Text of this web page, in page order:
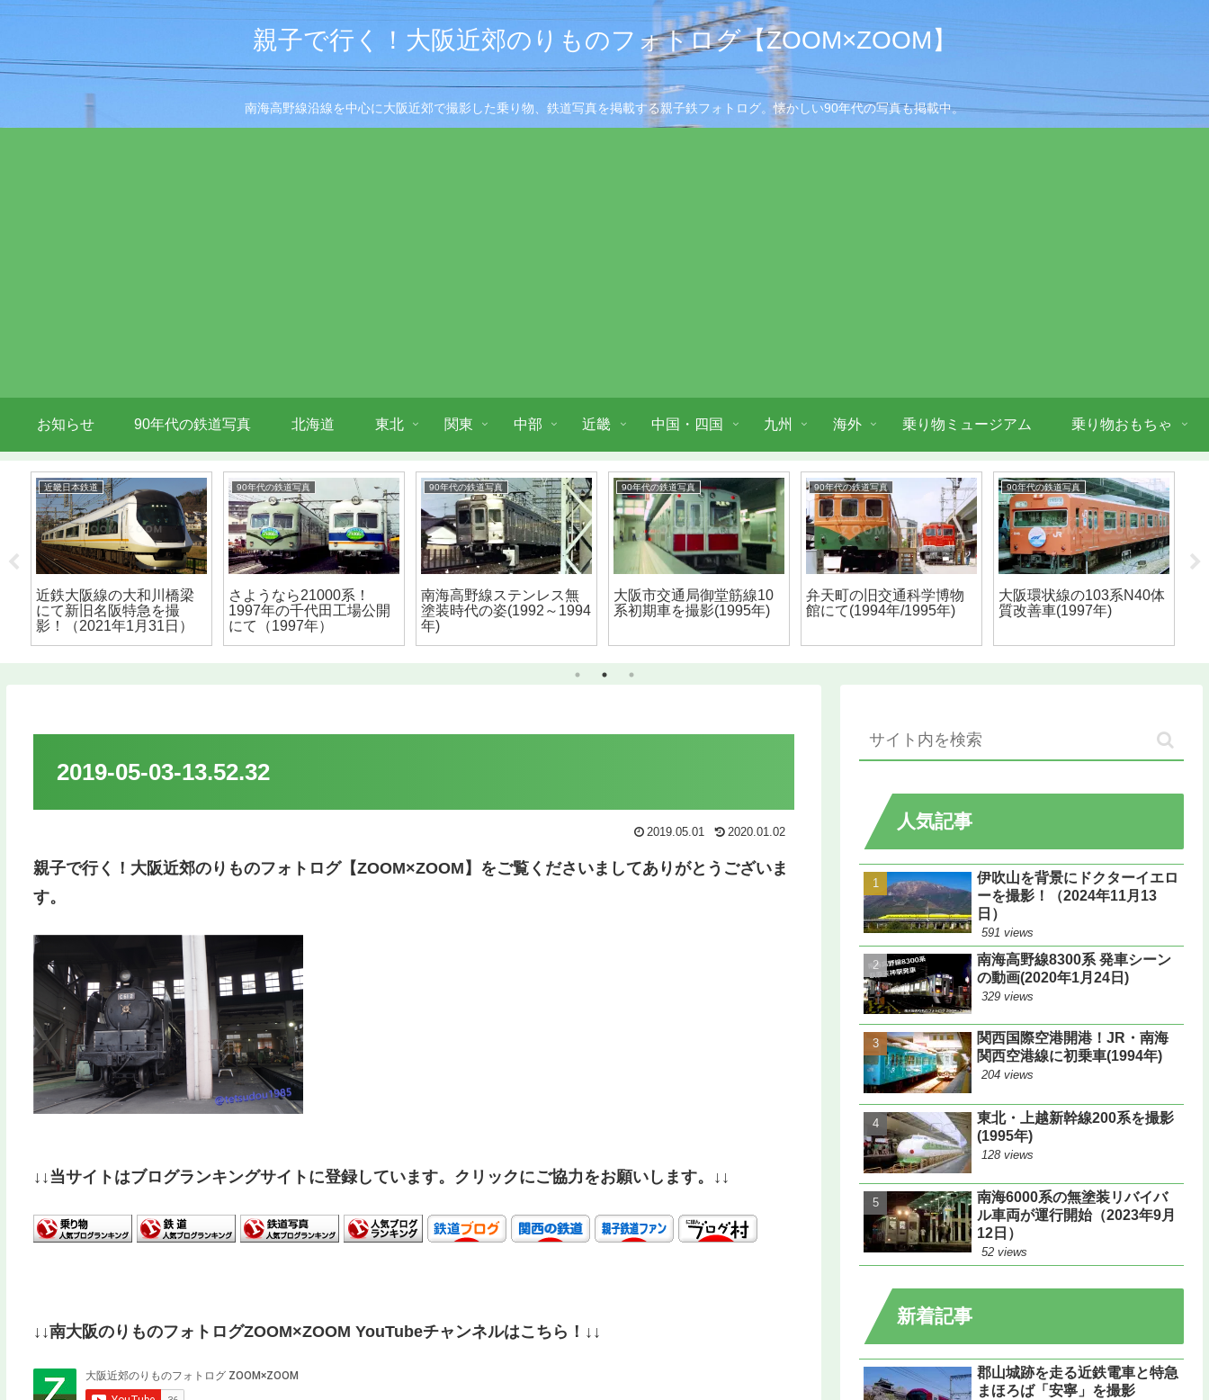
親子で行く！大阪近郊のりものフォトログ【ZOOM×ZOOM】
南海高野線沿線を中心に大阪近郊で撮影した乗り物、鉄道写真を掲載する親子鉄フォトログ。懐かしい90年代の写真も掲載中。
お知らせ 90年代の鉄道写真 北海道 東北 関東 中部 近畿 中国・四国 九州 海外 乗り物ミュージアム 乗り物おもちゃ
近畿日本鉄道
近鉄大阪線の大和川橋梁
にて新旧名阪特急を撮
影！（2021年1月31日）
90年代の鉄道写真
さようなら21000系！
1997年の千代田工場公開
にて（1997年）
90年代の鉄道写真
南海高野線ステンレス無
塗装時代の姿(1992～1994
年)
90年代の鉄道写真
大阪市交通局御堂筋線10
系初期車を撮影(1995年)
90年代の鉄道写真
弁天町の旧交通科学博物
館にて(1994年/1995年)
90年代の鉄道写真
大阪環状線の103系N40体
質改善車(1997年)
2019-05-03-13.52.32
2019.05.01 2020.01.02
親子で行く！大阪近郊のりものフォトログ【ZOOM×ZOOM】をご覧くださいましてありがとうございま
す。
↓↓当サイトはブログランキングサイトに登録しています。クリックにご協力をお願いします。↓↓
↓↓南大阪のりものフォトログZOOM×ZOOM YouTubeチャンネルはこちら！↓↓
人気記事
伊吹山を背景にドクターイエロ
ーを撮影！（2024年11月13
日）
591 views
南海高野線8300系 発車シーン
の動画(2020年1月24日)
329 views
関西国際空港開港！JR・南海
関西空港線に初乗車(1994年)
204 views
東北・上越新幹線200系を撮影
(1995年)
128 views
南海6000系の無塗装リバイバ
ル車両が運行開始（2023年9月
12日）
52 views
新着記事
郡山城跡を走る近鉄電車と特急
まほろば「安寧」を撮影